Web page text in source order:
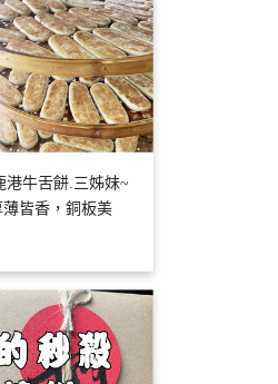
港牛舌餅.三姊妹~
皆香，銅板美